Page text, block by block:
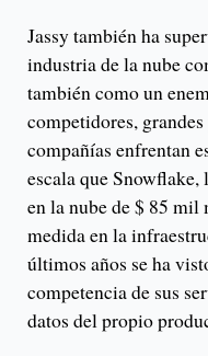
Jassy también ha
industria de la nube
también como un
competidores,
compañías enfrentan
escala que
en la nube de $ 85 mil
medida en la
últimos años se ha
competencia de sus
datos del propio